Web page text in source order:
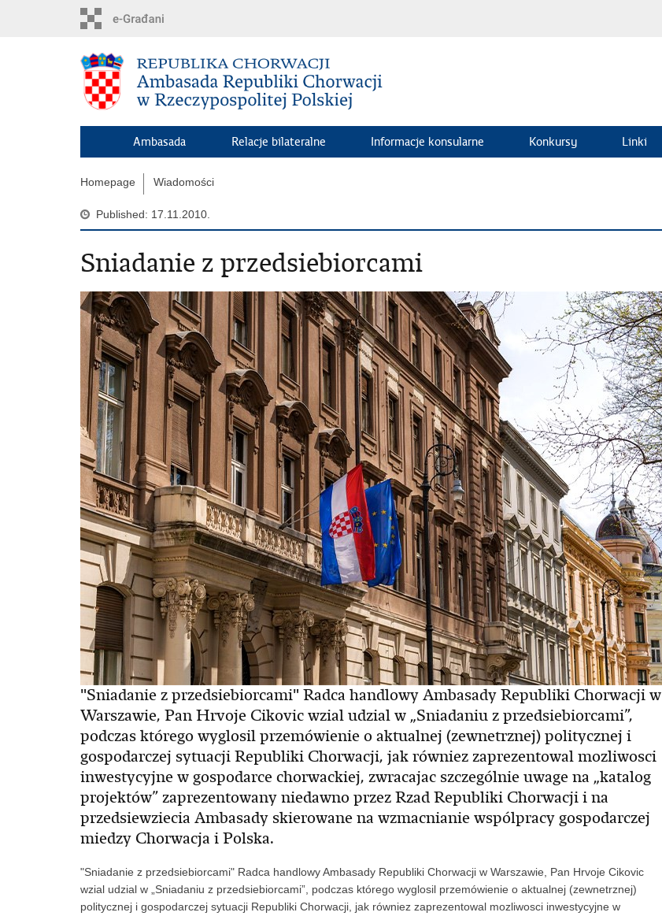
Ambasada Relacje bilateralne Informacje konsularne Konkursy Linki
Homepage Wiadomości
Published: 17.11.2010.
Sniadanie z przedsiebiorcami
"Sniadanie z przedsiebiorcami" Radca handlowy Ambasady Republiki Chorwacji w
Warszawie, Pan Hrvoje Cikovic wzial udzial w „Sniadaniu z przedsiebiorcami”,
podczas którego wyglosil przemówienie o aktualnej (zewnetrznej) politycznej i
gospodarczej sytuacji Republiki Chorwacji, jak równiez zaprezentowal mozliwosci
inwestycyjne w gospodarce chorwackiej, zwracajac szczególnie uwage na „katalog
projektów” zaprezentowany niedawno przez Rzad Republiki Chorwacji i na
przedsiewziecia Ambasady skierowane na wzmacnianie wspólpracy gospodarczej
miedzy Chorwacja i Polska.
"Sniadanie z przedsiebiorcami" Radca handlowy Ambasady Republiki Chorwacji w Warszawie, Pan Hrvoje Cikovic
wzial udzial w „Sniadaniu z przedsiebiorcami”, podczas którego wyglosil przemówienie o aktualnej (zewnetrznej)
politycznej i gospodarczej sytuacji Republiki Chorwacji, jak równiez zaprezentowal mozliwosci inwestycyjne w